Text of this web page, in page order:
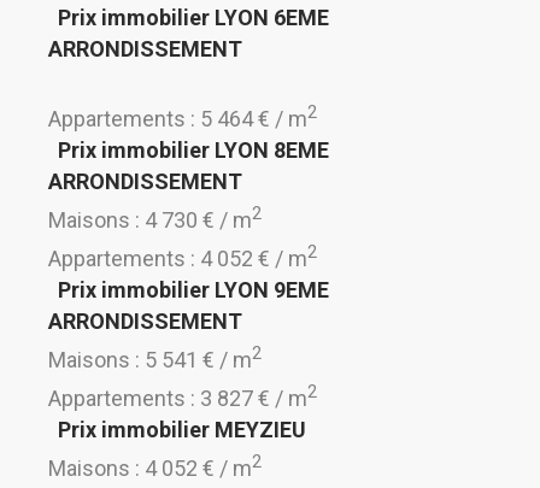
Prix immobilier LYON 6EME
ARRONDISSEMENT
Appartements : 5 464 € / m2
Prix immobilier LYON 8EME
ARRONDISSEMENT
Maisons : 4 730 € / m2
Appartements : 4 052 € / m2
Prix immobilier LYON 9EME
ARRONDISSEMENT
Maisons : 5 541 € / m2
Appartements : 3 827 € / m2
Prix immobilier MEYZIEU
Maisons : 4 052 € / m2